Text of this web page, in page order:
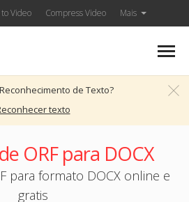
Video Compress Video Mais
de Texto?
texto
ORF para DOCX
para formato DOCX online e
gratis